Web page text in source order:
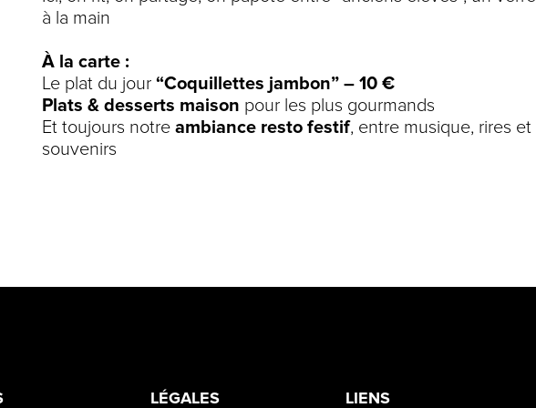
à la main
À la carte :
Le plat du jour “Coquillettes jambon” – 10 €
Plats & desserts maison pour les plus gourmands
Et toujours notre ambiance resto festif, entre musique, rires et
souvenirs
LÉGALES LIENS